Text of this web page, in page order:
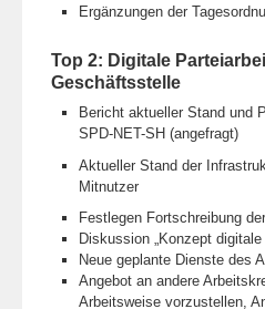
Ergänzungen der
Top 2: Digitale
Geschäftsstelle
Bericht aktueller Stand und
SPD-NET-SH (angefragt)
Aktueller Stand der
Mitnutzer
Festlegen Fortschreibung
Diskussion „Konzept
Neue geplante Dienste des
Angebot an andere
Arbeitsweise vorzustellen,